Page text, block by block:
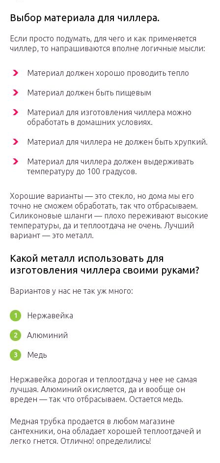
Выбор материала для чиллера.
Если просто подумать, для чего и как применяется
чиллер, то напрашиваются вполне логичные мысли:
Материал должен хорошо проводить тепло
Материал должен быть пищевым
Материал для изготовления чиллера можно
обработать в домашних условиях.
Материал для чиллера не должен быть хрупкий.
Материал для чиллера должен выдерживать
температуру до 100 градусов.
Хорошие варианты — это стекло, но дома мы его
точно не сможем обработать, так что отбрасываем.
Силиконовые шланги — плохо переживают высокие
температуры, да и теплоотдача не очень. Лучший
вариант — это металл.
Какой металл использовать для
изготовления чиллера своими руками?
Вариантов у нас не так уж много:
Нержавейка
Алюминий
Медь
Нержавейка дорогая и теплоотдача у нее не самая
лучшая. Алюминий окисляется, да и вообще он
вреден — так что отбрасываем. Остается медь.
Медная трубка продается в любом магазине
сантехники, она обладает хорошей теплоотдачей и
легко гнется. Отлично! определились!